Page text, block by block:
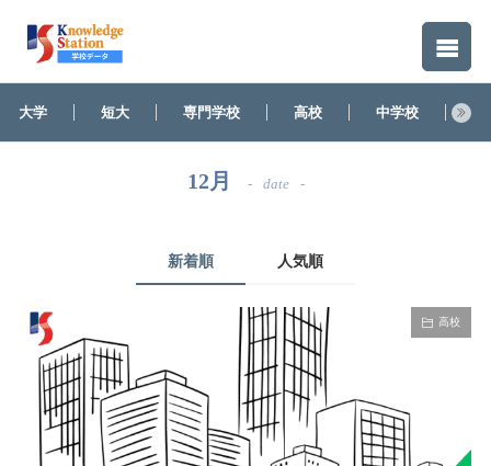
大学 短大 専門学校 高校 中学校
12月 date
新着順 人気順
高校